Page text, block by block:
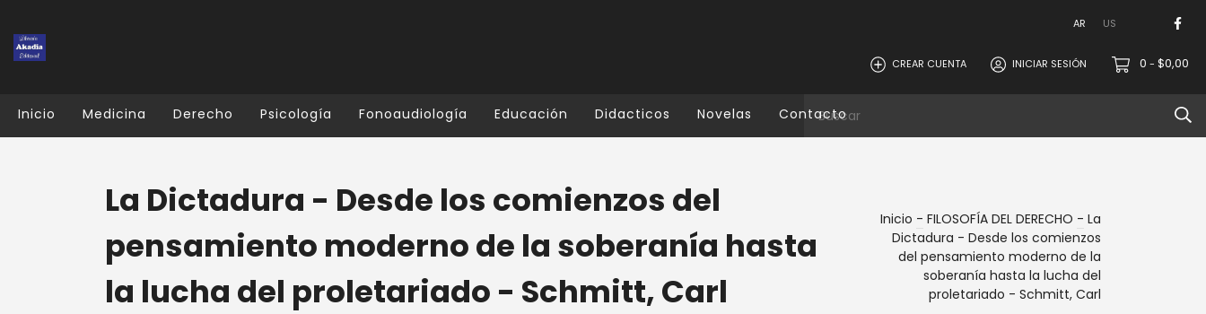
AR US
CREAR CUENTA INICIAR SESIÓN 0 - $0,00
Inicio Medicina Derecho Psicología Fonoaudiología Educación Didacticos Novelas Contacto
La Dictadura - Desde los comienzos del
pensamiento moderno de la soberanía hasta
la lucha del proletariado - Schmitt, Carl
Inicio - FILOSOFÍA DEL DERECHO - La
Dictadura - Desde los comienzos
del pensamiento moderno de la
soberanía hasta la lucha del
proletariado - Schmitt, Carl